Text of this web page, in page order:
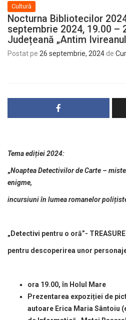
Cultură
Nocturna Bibliotecilor
septembrie 2024, 19.00 –
Județeană „Antim
Postat pe 26 septembrie, 2024 de
Tema ediției 2024:
„Noaptea Detectivilor de Carte –
enigme,
incursiuni în lumea romanelor
„Detectivi pentru o oră”-
pentru descoperirea unor
ora 19.00, în Holul Mare
Prezentarea expoziției de
autoare Erica Maria Sântoiu